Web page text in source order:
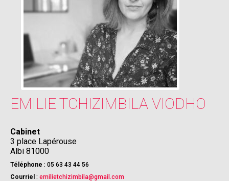
EMILIE TCHIZIMBILA VIODHO
Cabinet
3 place Lapérouse
Albi 81000
Téléphone : 05 63 43 44 56
Courriel : emilietchizimbila@gmail.com